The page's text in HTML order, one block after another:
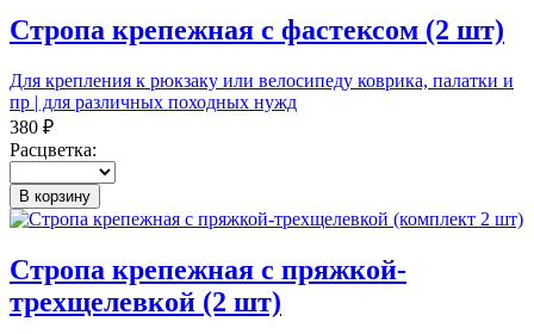
Стропа крепежная с фастексом (2 шт)
Для крепления к рюкзаку или велосипеду коврика, палатки и
пр | для различных походных нужд
380 ₽
Расцветка:
В корзину
Стропа крепежная с пряжкой-
трехщелевкой (2 шт)